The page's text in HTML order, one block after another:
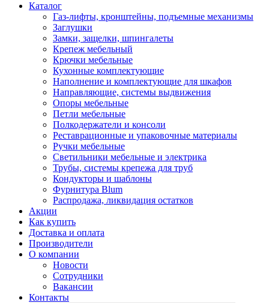
Каталог
Газ-лифты, кронштейны, подъемные механизмы
Заглушки
Замки, защелки, шпингалеты
Крепеж мебельный
Крючки мебельные
Кухонные комплектующие
Наполнение и комплектующие для шкафов
Направляющие, системы выдвижения
Опоры мебельные
Петли мебельные
Полкодержатели и консоли
Реставрационные и упаковочные материалы
Ручки мебельные
Светильники мебельные и электрика
Трубы, системы крепежа для труб
Кондукторы и шаблоны
Фурнитура Blum
Распродажа, ликвидация остатков
Акции
Как купить
Доставка и оплата
Производители
О компании
Новости
Сотрудники
Вакансии
Контакты